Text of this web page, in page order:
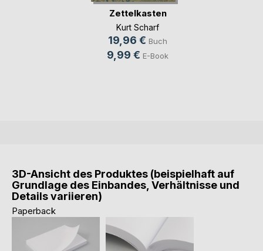
Zettelkasten
Kurt Scharf
19,96 € Buch
9,99 € E-Book
3D-Ansicht des Produktes (beispielhaft auf
Grundlage des Einbandes, Verhältnisse und
Details variieren)
Paperback